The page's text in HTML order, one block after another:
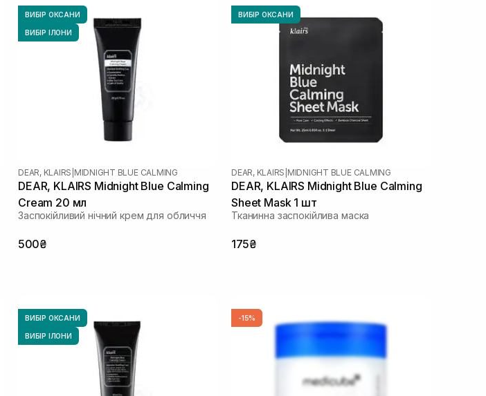
ВИБІР ОКСАНИ
ВИБІР ІЛОНИ
DEAR, KLAIRS MIDNIGHT BLUE CALMING
DEAR, KLAIRS Midnight Blue Calming
Cream 20 мл
Заспокійливий нічний крем для обличчя
500₴
ВИБІР ОКСАНИ
DEAR, KLAIRS MIDNIGHT BLUE CALMING
DEAR, KLAIRS Midnight Blue Calming
Sheet Mask 1 шт
Тканинна заспокійлива маска
175₴
ВИБІР ОКСАНИ
ВИБІР ІЛОНИ
-15%